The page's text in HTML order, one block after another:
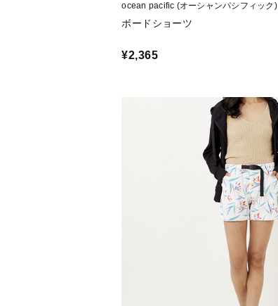
ocean pacific (オーシャンパシフィック)
ボードショーツ
¥2,365